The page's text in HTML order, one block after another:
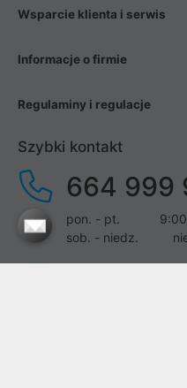
Wsparcie klienta i serwis
Informacje o firmie
Regulaminy i regulacje
Szybki kontakt
664 999
pon. - pt.
sob. - niedz.